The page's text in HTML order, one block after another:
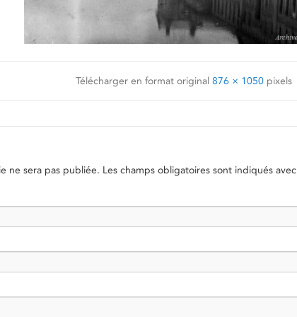
Télécharger en format original 876 × 1050pixels
ne sera pas publiée. Les champs obligatoires sont indiqués avec